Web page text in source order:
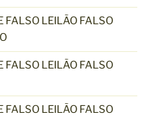
LEILÃO FALSO
LEILÃO FALSO
LEILÃO FALSO